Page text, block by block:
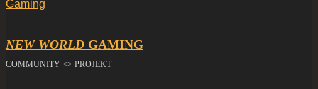
NEW WORLD GAMING
COMMUNITY <> PROJEKT